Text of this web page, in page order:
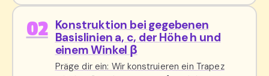
02 Konstruktion bei gegebenen
Basislinien a, c, der Höhe h und
einem Winkel β
Präge dir ein: Wir konstruieren ein Trapez
a, c, h